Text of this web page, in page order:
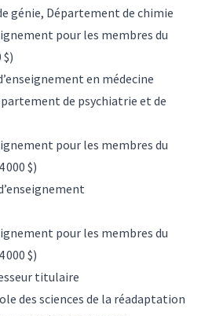
génie, Département de chimie
pour les membres du
en médecine
de psychiatrie et de
pour les membres du
$)
pour les membres du
$)
titulaire
des sciences de la réadaptation